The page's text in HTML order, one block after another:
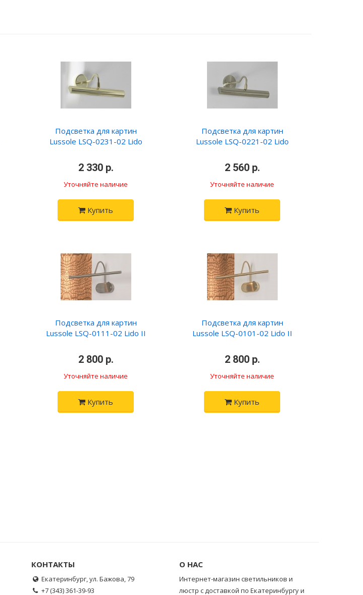
Подсветка для картин
Lussole LSQ-0231-02 Lido
2 330 р.
Уточняйте наличие
Купить
Подсветка для картин
Lussole LSQ-0221-02 Lido
2 560 р.
Уточняйте наличие
Купить
Подсветка для картин
Lussole LSQ-0111-02 Lido II
2 800 р.
Уточняйте наличие
Купить
Подсветка для картин
Lussole LSQ-0101-02 Lido II
2 800 р.
Уточняйте наличие
Купить
КОНТАКТЫ
Екатеринбург, ул. Бажова, 79
+7 (343) 361-39-93
О НАС
Интернет-магазин светильников и
люстр с доставкой по Екатеринбургу и